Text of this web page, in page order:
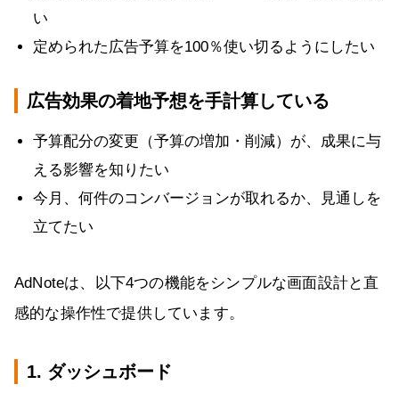
い
定められた広告予算を100％使い切るようにしたい
広告効果の着地予想を手計算している
予算配分の変更（予算の増加・削減）が、成果に与
える影響を知りたい
今月、何件のコンバージョンが取れるか、見通しを
立てたい
AdNoteは、以下4つの機能をシンプルな画面設計と直
感的な操作性で提供しています。
1. ダッシュボード